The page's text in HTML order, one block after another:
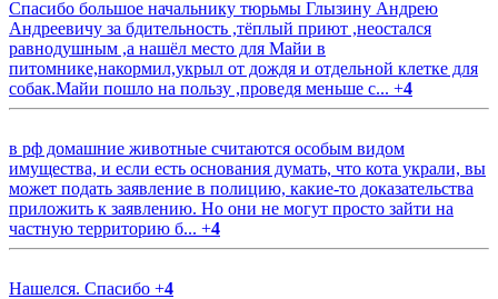
Спасибо большое начальнику тюрьмы Глызину Андрею
Андреевичу за бдительность ,тёплый приют ,неостался
равнодушным ,а нашёл место для Майи в
питомнике,накормил,укрыл от дождя и отдельной клетке для
собак.Майи пошло на пользу ,проведя меньше с... +4
в рф домашние животные считаются особым видом
имущества, и если есть основания думать, что кота украли, вы
может подать заявление в полицию, какие-то доказательства
приложить к заявлению. Но они не могут просто зайти на
частную территорию б... +4
Нашелся. Спасибо +4